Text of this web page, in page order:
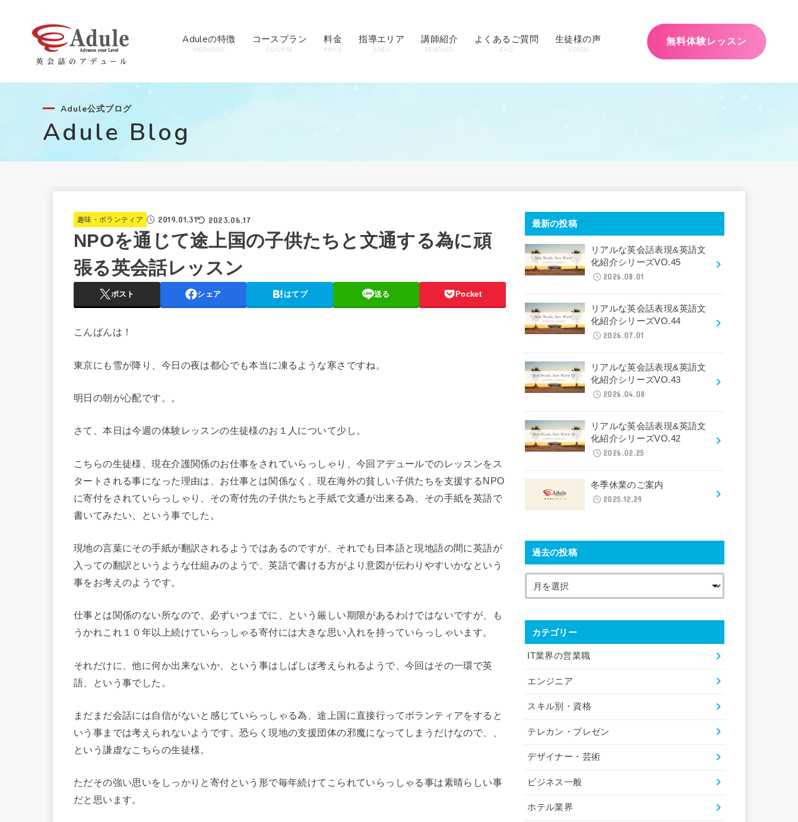
Aduleの特徴
METHODS
コースプラン
COURSE
料金
PRICE
指導エリア
AREA
講師紹介
TEACHER
よくあるご質問
FAQ
生徒様の声
VOICE
無料体験レッスン
Adule公式ブログ
Adule Blog
趣味・ボランティア 2019.01.31 2023.06.17
NPOを通じて途上国の子供たちと文通する為に頑
張る英会話レッスン
ポスト シェア はてブ 送る Pocket
こんばんは！
東京にも雪が降り、今日の夜は都心でも本当に凍るような寒さですね。
明日の朝が心配です。。
さて、本日は今週の体験レッスンの生徒様のお１人について少し。
こちらの生徒様、現在介護関係のお仕事をされていらっしゃり、今回アデュールでのレッスンをス
タートされる事になった理由は、お仕事とは関係なく、現在海外の貧しい子供たちを支援するNPO
に寄付をされていらっしゃり、その寄付先の子供たちと手紙で文通が出来る為、その手紙を英語で
書いてみたい、という事でした。
現地の言葉にその手紙が翻訳されるようではあるのですが、それでも日本語と現地語の間に英語が
入っての翻訳というような仕組みのようで、英語で書ける方がより意図が伝わりやすいかなという
事をお考えのようです。
仕事とは関係のない所なので、必ずいつまでに、という厳しい期限があるわけではないですが、も
うかれこれ１０年以上続けていらっしゃる寄付には大きな思い入れを持っていらっしゃいます。
それだけに、他に何か出来ないか、という事はしばしば考えられるようで、今回はその一環で英
語、という事でした。
まだまだ会話には自信がないと感じていらっしゃる為、途上国に直接行ってボランティアをすると
いう事までは考えられないようです。恐らく現地の支援団体の邪魔になってしまうだけなので、、
という謙虚なこちらの生徒様。
ただその強い思いをしっかりと寄付という形で毎年続けてこられていらっしゃる事は素晴らしい事
だと思います。
最新の投稿
リアルな英会話表現&英語文
化紹介シリーズVO.45
2026.08.01
リアルな英会話表現&英語文
化紹介シリーズVO.44
2026.07.01
リアルな英会話表現&英語文
化紹介シリーズVO.43
2026.04.08
リアルな英会話表現&英語文
化紹介シリーズVO.42
2026.02.25
冬季休業のご案内
2025.12.29
過去の投稿
カテゴリー
IT業界の営業職
エンジニア
スキル別・資格
テレカン・プレゼン
デザイナー・芸術
ビジネス一般
ホテル業界